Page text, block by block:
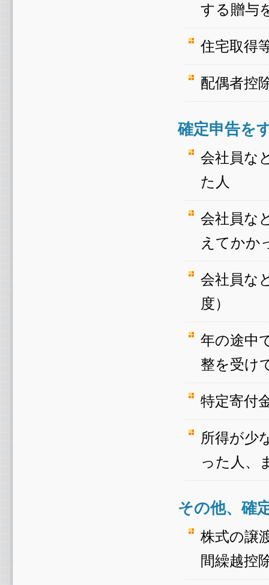
する贈与
住宅取得
配偶者控
確定申告を
会社員な
た人
会社員な
えてかか
会社員な
度）
年の途中
整を受け
特定寄付
所得が少
った人、
その他、確
株式の譲
間繰越控